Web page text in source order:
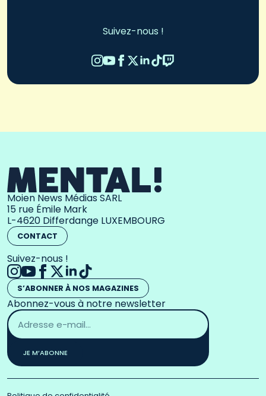
Suivez-nous !
Moien News Médias SARL
15 rue Émile Mark
L-4620 Differdange LUXEMBOURG
CONTACT
Suivez-nous !
S’ABONNER À NOS MAGAZINES
Abonnez-vous à notre newsletter
Adresse
email
*
JE M’ABONNE